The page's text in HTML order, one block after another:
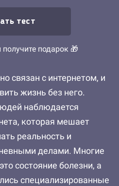
тест
получите подарок 🎁
связан с интернетом, и
жизнь без него.
наблюдается
которая мешает
реальность и
делами. Многие
состояние болезни, а
специализированные